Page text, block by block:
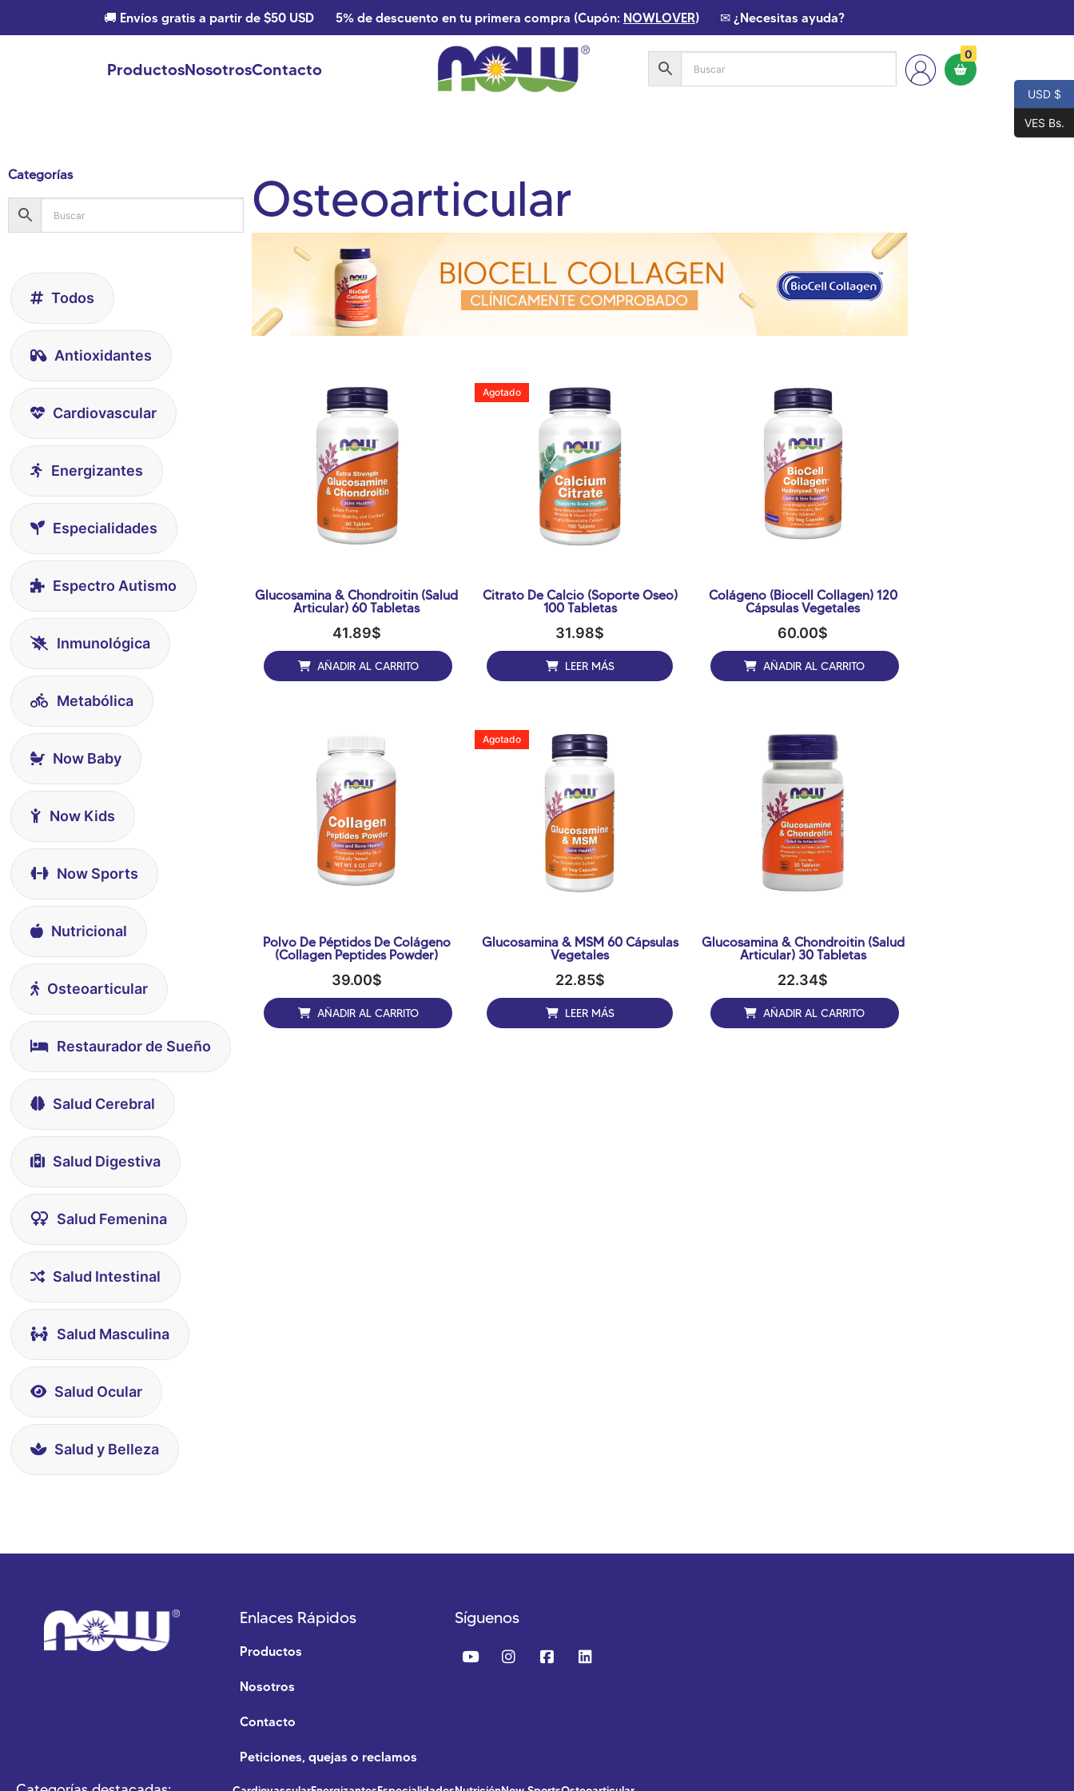
🚚 Envíos gratis a partir de $50 USD 5% de descuento en tu primera compra (Cupón: NOWLOVER) ✉ ¿Necesitas ayuda?
ProductosNosotrosContacto
0
Categorías
Todos
Antioxidantes
Cardiovascular
Energizantes
Especialidades
Espectro Autismo
Inmunológica
Metabólica
Now Baby
Now Kids
Now Sports
Nutricional
Osteoarticular
Restaurador de Sueño
Salud Cerebral
Salud Digestiva
Salud Femenina
Salud Intestinal
Salud Masculina
Salud Ocular
Salud y Belleza
Osteoarticular
Glucosamina & Chondroitin (salud
Articular) 60 Tabletas
41.89$
AÑADIR AL CARRITO
Agotado
Citrato De Calcio (soporte Óseo)
100 Tabletas
31.98$
LEER MÁS
Colágeno (Biocell Collagen) 120
Cápsulas Vegetales
60.00$
AÑADIR AL CARRITO
Polvo De Péptidos De Colágeno
(Collagen Peptides Powder)
39.00$
AÑADIR AL CARRITO
Agotado
Glucosamina & MSM 60 Cápsulas
Vegetales
22.85$
LEER MÁS
Glucosamina & Chondroitin (salud
Articular) 30 Tabletas
22.34$
AÑADIR AL CARRITO
Enlaces Rápidos
Productos
Nosotros
Contacto
Peticiones, quejas o reclamos
Síguenos
USD $
VES Bs.